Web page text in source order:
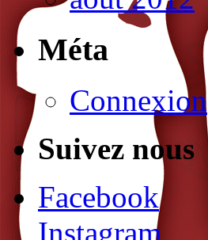
Méta
Connexion
Suivez nous
Facebook
Instagram